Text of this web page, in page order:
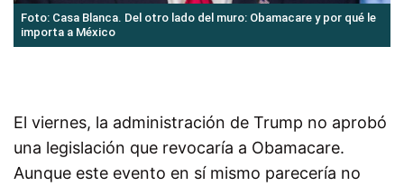
Foto: Casa Blanca. Del otro lado del muro: Obamacare y por qué le
importa a México
El viernes, la administración de Trump no aprobó
una legislación que revocaría a Obamacare.
Aunque este evento en sí mismo parecería no